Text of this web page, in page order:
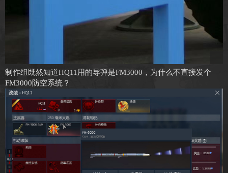
制作组既然知道HQ11用的导弹是FM3000，为什么不直接发个
FM3000防空系统？